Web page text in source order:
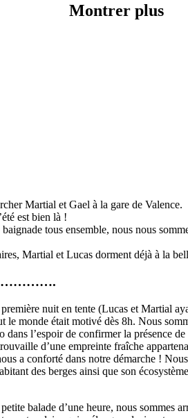
Montrer plus
Martial et Gael à la gare de Valence.
est bien là !
tous ensemble, nous nous
Martial et Lucas dorment déjà à la
………….
nuit en tente (Lucas et Martial
le monde était motivé dès 8h. Nous
dans l’espoir de confirmer la présence
d’une empreinte fraîche
a conforté dans notre démarche !
des berges ainsi que son
balade d’une heure, nous sommes